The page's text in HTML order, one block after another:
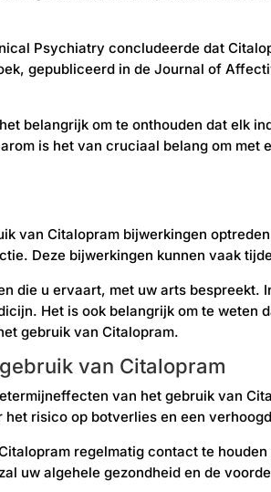
Psychiatry concludeerde dat
gepubliceerd in de Journal of
belangrijk om te onthouden dat elk
is het van cruciaal belang om
van Citalopram bijwerkingen
Deze bijwerkingen kunnen vaak
die u ervaart, met uw arts bespreekt.
Het is ook belangrijk om te
gebruik van Citalopram.
van Citalopram
van het gebruik van
risico op botverlies en een
regelmatig contact te
uw algehele gezondheid en de